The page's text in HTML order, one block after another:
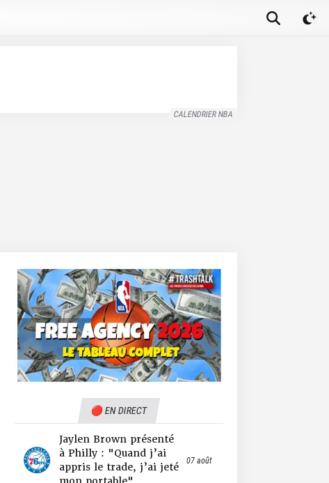
CALENDRIER NBA
🔴 EN DIRECT
Jaylen Brown présenté
à Philly : "Quand j’ai
appris le trade, j’ai jeté
07 août